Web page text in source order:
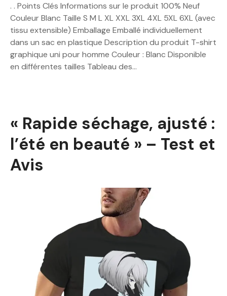
. . Points Clés Informations sur le produit 100% Neuf
Couleur Blanc Taille S M L XL XXL 3XL 4XL 5XL 6XL (avec
tissu extensible) Emballage Emballé individuellement
dans un sac en plastique Description du produit T-shirt
graphique uni pour homme Couleur : Blanc Disponible
en différentes tailles Tableau des…
« Rapide séchage, ajusté :
l’été en beauté » – Test et
Avis